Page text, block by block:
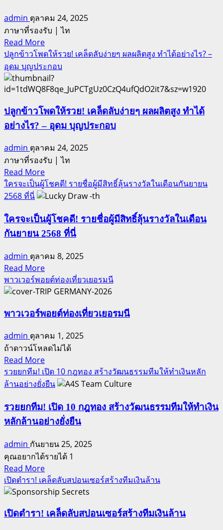
สำเร็จ
admin ตุลาคม 24, 2025
ภาษาที่รองรับ | ไท
Read MoreRead
more
about
สารภาพ
จาก
สวน
ปาล์ม
ต้น
เกษตรกร
ใช้
แล้ว
ชีวิต
ไป
อย่างไร
ปลูกข้าวโพดให้รวย! เคล็ดลับง่ายๆ ผลผลิตสูง ทำได้อย่างไร? –
อุดม บุญประกอบ
ปลูกข้าวโพดให้รวย! เคล็ดลับง่ายๆ ผลผลิตสูง ทำได้
อย่างไร? – อุดม บุญประกอบ
admin ตุลาคม 24, 2025
ภาษาที่รองรับ | ไท
Read MoreRead
more
about
ข้าวโพด
ให้
เคล็ด
ลับ
ง่ายๆ
ผลผลิต
ทำได้
–
อุดม
บุญ
ประกอบ
ใครจะเป็นผู้โชคดี! รายชื่อผู้มีสิทธิ์ลุ้นรางวัลในเดือนกันยายน
2568 ที่นี่
ใครจะเป็นผู้โชคดี! รายชื่อผู้มีสิทธิ์ลุ้นรางวัลในเดือน
กันยายน 2568 ที่นี่
admin ตุลาคม 8, 2025
Read MoreRead
more
about
จะ
ผู้
โชค
ดี!
ราย
ชื่อ
มี
สิทธิ์
รางวัล
ใน
เดือน
กันยายน
2568
ที่
พาวเวอร์พอยต์ท่องเที่ยวเยอรมนี
พาวเวอร์พอยต์ท่องเที่ยวเยอรมนี
admin ตุลาคม 1, 2025
ถ้าดาวน์โหลดไม่ได้
Read MoreRead
more
about
ว
เวอร์
ยต์
ท่อง
เที่ยว
เยอรมนี
รวยยกทีม! เปิด 10 กฎทอง สร้างวัฒนธรรมทีมให้ทำเงินหลัก
ล้านอย่างยั่งยืน
รวยยกทีม! เปิด 10 กฎทอง สร้างวัฒนธรรมทีมให้ทำเงิน
หลักล้านอย่างยั่งยืน
admin กันยายน 25, 2025
คุณอยากได้รายได้ 1
Read MoreRead
more
about
ยก
เปิดตำรา! เคล็ดลับสปอนเซอร์สร้างทีมเงินล้าน
เปิดตำรา! เคล็ดลับสปอนเซอร์สร้างทีมเงินล้าน